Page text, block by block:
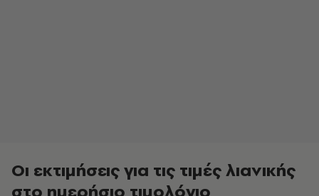
Οι εκτιμήσεις για τις τιμές λιανικής